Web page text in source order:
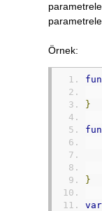
Örnek:
}
}
var